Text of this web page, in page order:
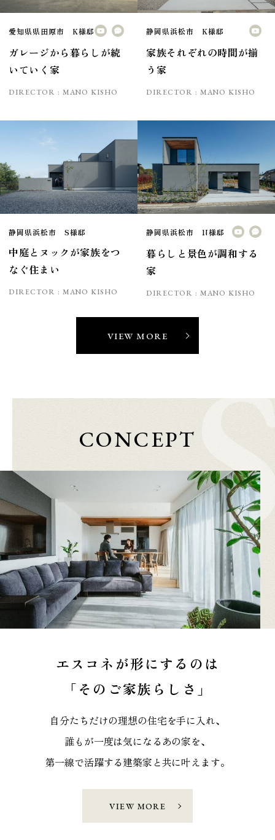
愛知県県田原市 K様邸
ガレージから暮らしが続
いていく家
DIRECTOR : MANO KISHO
静岡県浜松市 K様邸
家族それぞれの時間が揃
う家
DIRECTOR : MANO KISHO
静岡県浜松市 S様邸
中庭とヌックが家族をつ
なぐ住まい
DIRECTOR : MANO KISHO
静岡県浜松市 N様邸
暮らしと景色が調和する
家
DIRECTOR : MANO KISHO
VIEW MORE
CONCEPT
エスコネが形にするのは
「そのご家族らしさ」
自分たちだけの理想の住宅を手に入れ、
誰もが一度は気になるあの家を、
第一線で活躍する建築家と共に叶えます。
VIEW MORE